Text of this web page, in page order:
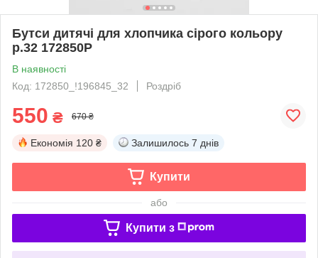
Бутси дитячі для хлопчика сірого кольору
р.32 172850P
В наявності
Код: 172850_!196845_32
Роздріб
550 ₴ 670 ₴
Економія 120 ₴ Залишилось 7 днів
Купити
або
Купити з